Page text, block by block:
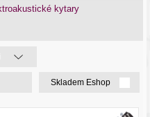
Světla
kytary
Skladem Eshop